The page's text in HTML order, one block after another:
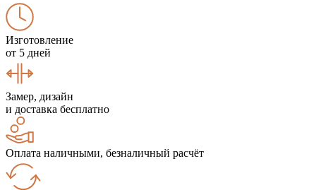
Изготовление
от 5 дней
Замер, дизайн
и доставка бесплатно
Оплата наличными, безналичный расчёт